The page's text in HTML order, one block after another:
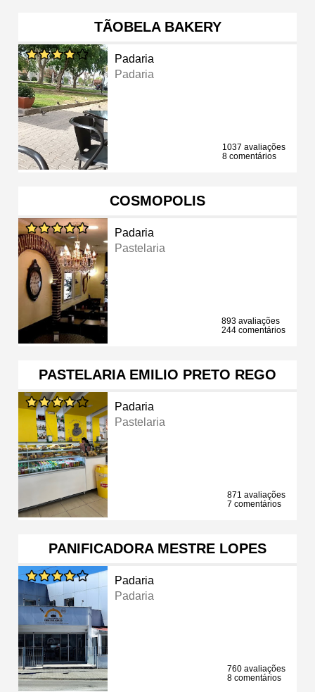
TÃOBELA BAKERY
Padaria
Padaria
1037 avaliações
8 comentários
COSMOPOLIS
Padaria
Pastelaria
893 avaliações
244 comentários
PASTELARIA EMILIO PRETO REGO
Padaria
Pastelaria
871 avaliações
7 comentários
PANIFICADORA MESTRE LOPES
Padaria
Padaria
760 avaliações
8 comentários